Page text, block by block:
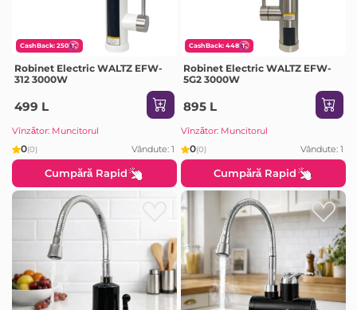
CashBack: 250
Robinet Electric WALTZ EFW-
312 3000W
499 L
Vînzător: Muncitorul
0(0) Vândute: 1
Cumpără Rapid
CashBack: 448
Robinet Electric WALTZ EFW-
5G2 3000W
895 L
Vînzător: Muncitorul
0(0) Vândute: 1
Cumpără Rapid